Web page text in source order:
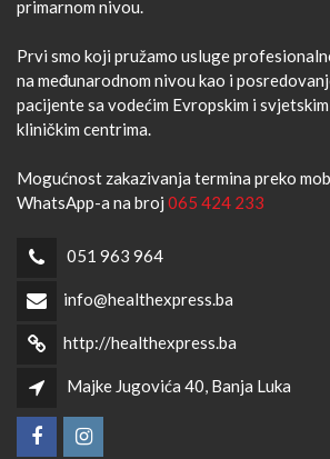
primarnom nivou.
Prvi smo koji pružamo usluge
na međunarodnom nivou kao i
pacijente sa vodećim Evropskim i
kliničkim centrima.
Mogućnost zakazivanja termina preko
WhatsApp-a na broj 065 424 233
051 963 964
info@healthexpress.ba
http://healthexpress.ba
Majke Jugovića 40, Banja Luka